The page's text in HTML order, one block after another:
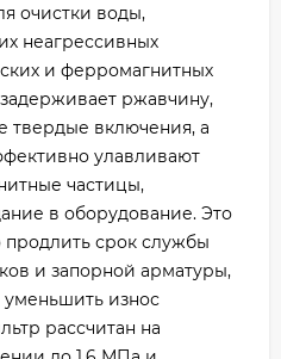
очистки воды,
неагрессивных
и ферромагнитных
ржавчину,
твердые включения, а
улавливают
частицы,
в оборудование. Это
продлить срок службы
и запорной арматуры,
уменьшить износ
рассчитан на